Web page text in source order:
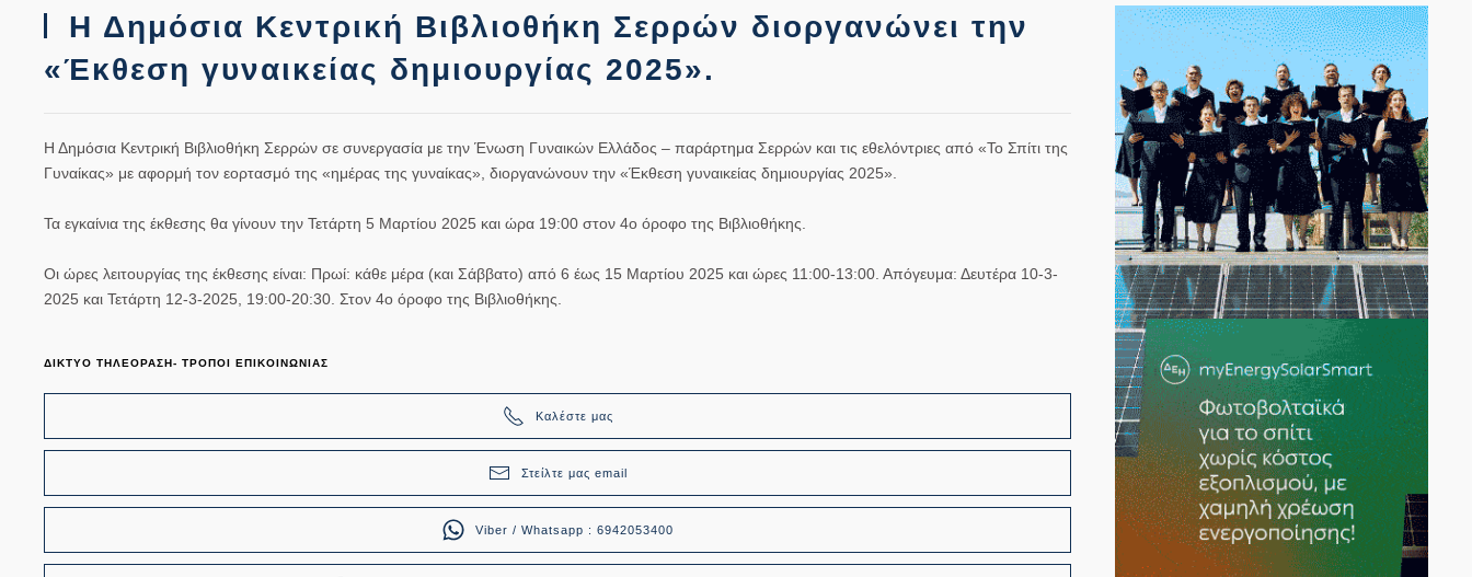
Η Δημόσια Κεντρική Βιβλιοθήκη Σερρών διοργανώνει την
«Έκθεση γυναικείας δημιουργίας 2025».
Η Δημόσια Κεντρική Βιβλιοθήκη Σερρών σε συνεργασία με την Ένωση Γυναικών Ελλάδος – παράρτημα Σερρών και τις εθελόντριες από «Το Σπίτι της
Γυναίκας» με αφορμή τον εορτασμό της «ημέρας της γυναίκας», διοργανώνουν την «Έκθεση γυναικείας δημιουργίας 2025».
Τα εγκαίνια της έκθεσης θα γίνουν την Τετάρτη 5 Μαρτίου 2025 και ώρα 19:00 στον 4ο όροφο της Βιβλιοθήκης.
Οι ώρες λειτουργίας της έκθεσης είναι: Πρωί: κάθε μέρα (και Σάββατο) από 6 έως 15 Μαρτίου 2025 και ώρες 11:00-13:00. Απόγευμα: Δευτέρα 10-3-
2025 και Τετάρτη 12-3-2025, 19:00-20:30. Στον 4ο όροφο της Βιβλιοθήκης.
ΔΙΚΤΥΟ ΤΗΛΕΟΡΑΣΗ- ΤΡΟΠΟΙ ΕΠΙΚΟΙΝΩΝΙΑΣ
Καλέστε μας
Στείλτε μας email
Viber / Whatsapp : 6942053400